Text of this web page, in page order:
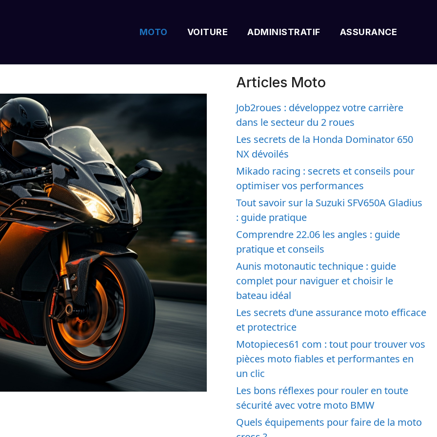
MOTO VOITURE ADMINISTRATIF ASSURANCE
Articles Moto
Job2roues : développez votre carrière
dans le secteur du 2 roues
Les secrets de la Honda Dominator 650
NX dévoilés
Mikado racing : secrets et conseils pour
optimiser vos performances
Tout savoir sur la Suzuki SFV650A Gladius
: guide pratique
Comprendre 22.06 les angles : guide
pratique et conseils
Aunis motonautic technique : guide
complet pour naviguer et choisir le
bateau idéal
Les secrets d’une assurance moto efficace
et protectrice
Motopieces61 com : tout pour trouver vos
pièces moto fiables et performantes en
un clic
Les bons réflexes pour rouler en toute
sécurité avec votre moto BMW
Quels équipements pour faire de la moto